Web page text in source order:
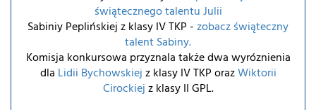
świątecznego talentu Julii
Sabiniy Peplińskiej z klasy IV TKP -zobacz świąteczny
talent Sabiny.
Komisja konkursowa przyznala także dwa wyróznienia
dla Lidii Bychowskiejz klasy IV TKP orazWiktorii
Cirockiejz klasy II GPL.